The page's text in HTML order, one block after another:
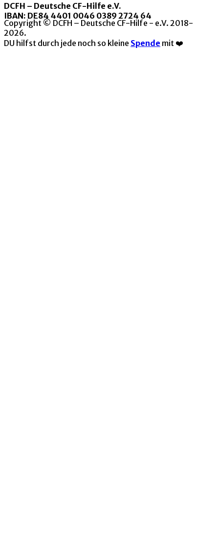
DCFH – Deutsche CF-Hilfe e.V.
IBAN: DE84 4401 0046 0389 2724 64
Copyright © DCFH – Deutsche CF-Hilfe - e.V. 2018-
2026.
DU hilfst durch jede noch so kleine Spende mit ❤️